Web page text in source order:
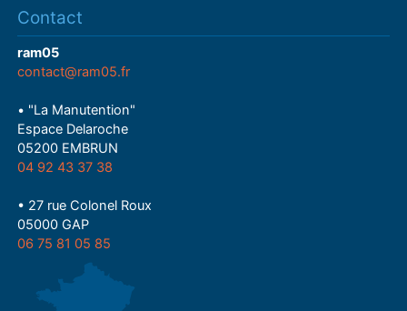
Contact
ram05
contact@ram05.fr
• "La Manutention"
Espace Delaroche
05200 EMBRUN
04 92 43 37 38
• 27 rue Colonel Roux
05000 GAP
06 75 81 05 85